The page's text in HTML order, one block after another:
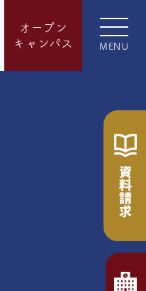
オープン
キャンパス
MENU